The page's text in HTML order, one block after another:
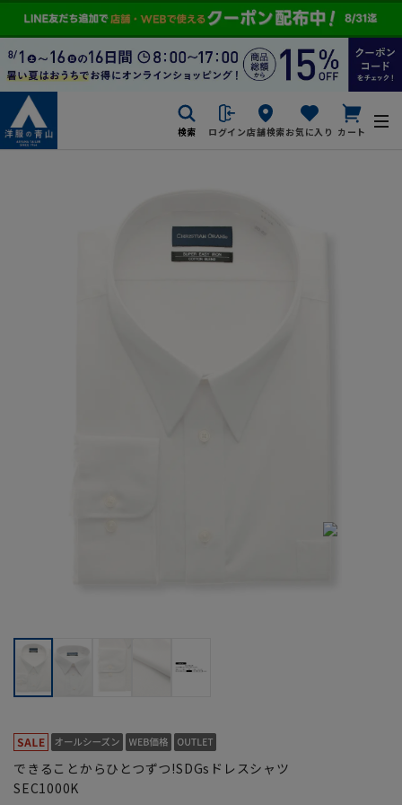
検索 ログイン店舗検索お気に入り カート
できることからひとつずつ!SDGsドレスシャツ
SEC1000K